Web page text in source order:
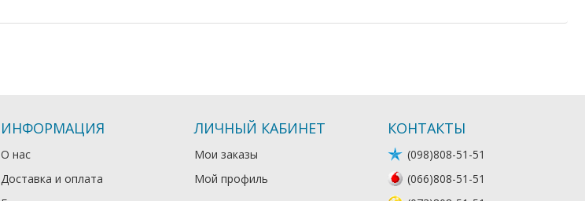
ИНФОРМАЦИЯ
О нас
Доставка и оплата
ЛИЧНЫЙ КАБИНЕТ
Мои заказы
Мой профиль
КОНТАКТЫ
(098)808-51-51
(066)808-51-51